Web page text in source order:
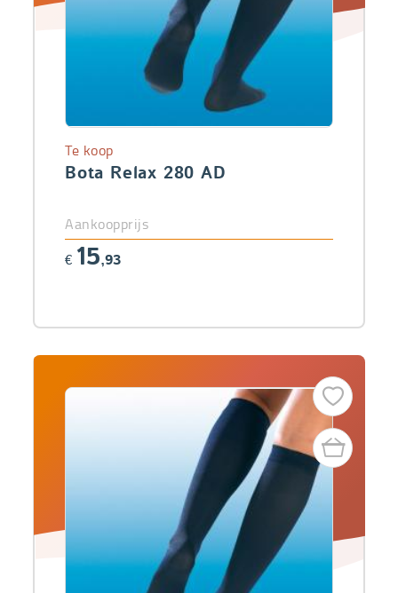
Bota Relax 280 AD
Te koop
Aankoopprijs
€ 15,93